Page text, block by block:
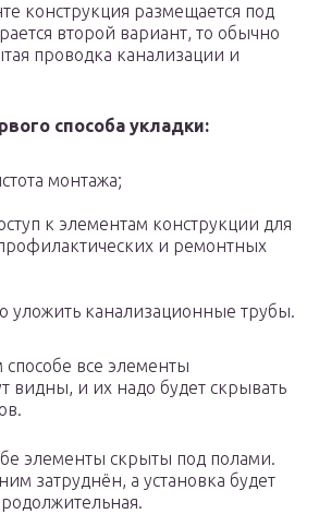
конструкция размещается под
второй вариант, то обычно
проводка канализации и
способа укладки:
монтажа;
к элементам конструкции для
и ремонтных
уложить канализационные трубы.
все элементы
видны, и их надо будет скрывать
элементы скрыты под полами.
затруднён, а установка будет